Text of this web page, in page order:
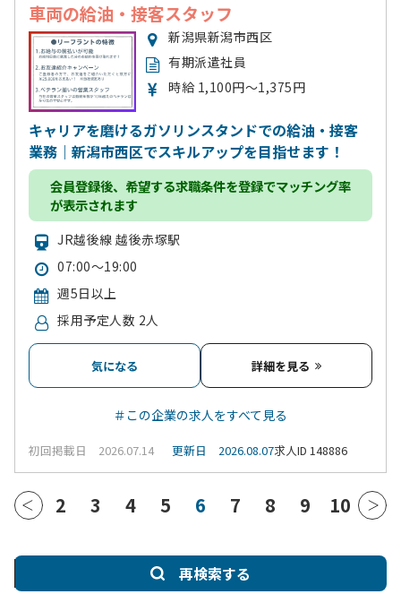
車両の給油・接客スタッフ
新潟県新潟市西区
有期派遣社員
時給 1,100円～1,375円
キャリアを磨けるガソリンスタンドでの給油・接客
業務｜新潟市西区でスキルアップを目指せます！
会員登録後、希望する求職条件を登録でマッチング率
が表示されます
JR越後線 越後赤塚駅
07:00～19:00
週5日以上
採用予定人数 2人
気になる 詳細を見る
＃この企業の求人をすべて見る
初回掲載日 2026.07.14 更新日 2026.08.07求人ID 148886
2 3 4 5 6 7 8 9 10
再検索する